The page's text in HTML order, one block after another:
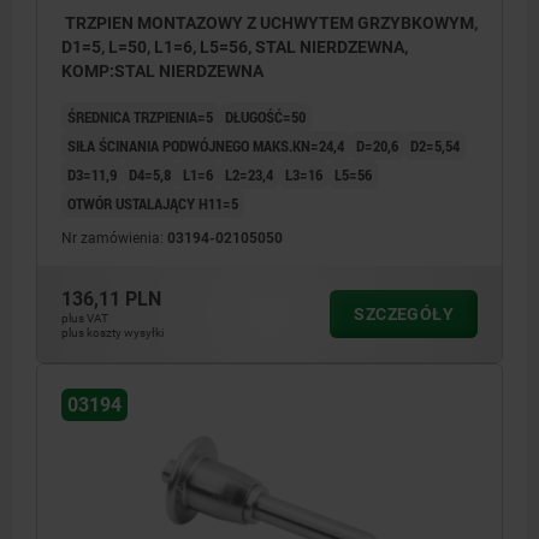
TRZPIEN MONTAZOWY Z UCHWYTEM GRZYBKOWYM,
D1=5, L=50, L1=6, L5=56, STAL NIERDZEWNA,
KOMP:STAL NIERDZEWNA
ŚREDNICA TRZPIENIA=5
DŁUGOŚĆ=50
SIŁA ŚCINANIA PODWÓJNEGO MAKS.KN=24,4
D=20,6
D2=5,54
D3=11,9
D4=5,8 L1=6 L2=23,4 L3=16
L5=56
OTWÓR USTALAJĄCY H11=5
Nr zamówienia: 03194-02105050
136,11 PLN
plus VAT
plus koszty wysyłki
SZCZEGÓŁY
03194